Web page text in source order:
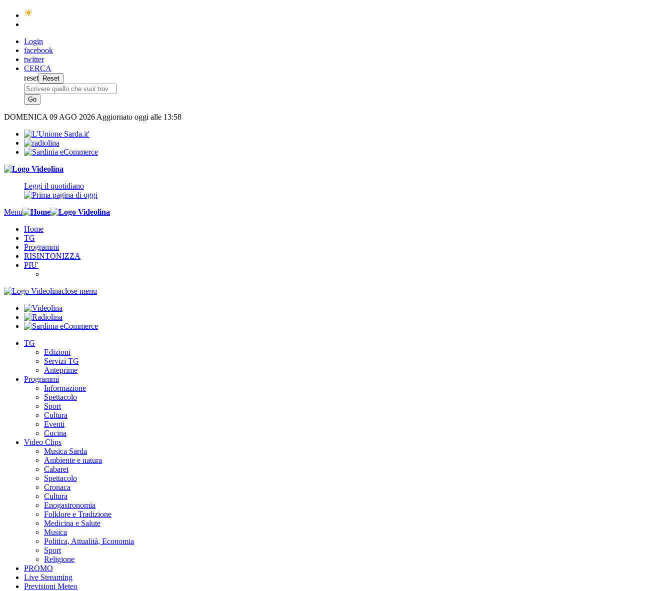
Login
facebook
twitter
CERCA
reset
DOMENICA 09 AGO 2026 Aggiornato oggi alle 13:58
Leggi il quotidiano
Menu
Home
TG
Programmi
RISINTONIZZA
PIU'
close menu
TG
Edizioni
Servizi TG
Anteprime
Programmi
Informazione
Spettacolo
Sport
Cultura
Eventi
Cucina
Video Clips
Musica Sarda
Ambiente e natura
Cabaret
Spettacolo
Cronaca
Cultura
Enogastronomia
Folklore e Tradizione
Medicina e Salute
Musica
Politica, Attualità, Economia
Sport
Religione
PROMO
Live Streaming
Previsioni Meteo